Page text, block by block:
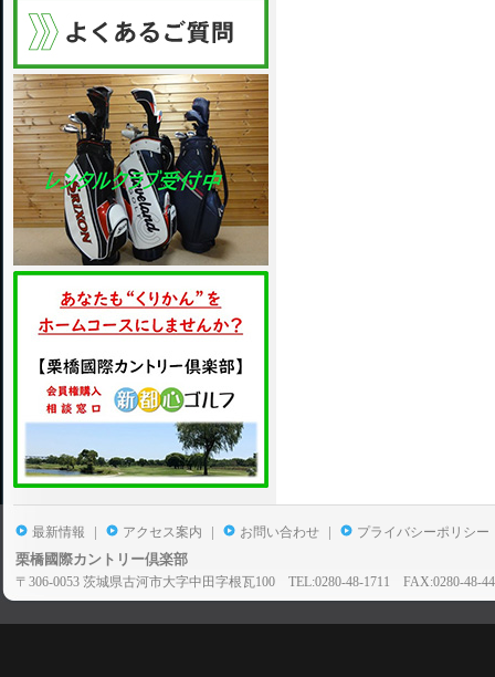
最新情報 | アクセス案内 | お問い合わせ | プライバシーポリシー
栗橋國際カントリー倶楽部
〒306-0053 茨城県古河市大字中田字根瓦100 TEL:0280-48-1711 FAX:0280-48-